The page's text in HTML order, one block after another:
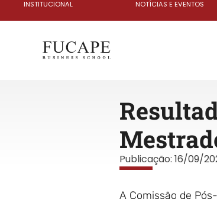
INSTITUCIONAL NOTÍCIAS E EVENTOS
Publicação: 16/09/
A Comissão de